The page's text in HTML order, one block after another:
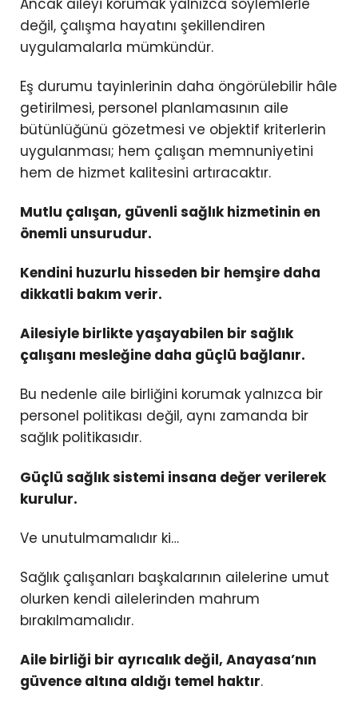
Ancak aileyi korumak yalnızca söylemlerle
değil, çalışma hayatını şekillendiren
uygulamalarla mümkündür.
Eş durumu tayinlerinin daha öngörülebilir hâle
getirilmesi, personel planlamasının aile
bütünlüğünü gözetmesi ve objektif kriterlerin
uygulanması; hem çalışan memnuniyetini
hem de hizmet kalitesini artıracaktır.
Mutlu çalışan, güvenli sağlık hizmetinin en
önemli unsurudur.
Kendini huzurlu hisseden bir hemşire daha
dikkatli bakım verir.
Ailesiyle birlikte yaşayabilen bir sağlık
çalışanı mesleğine daha güçlü bağlanır.
Bu nedenle aile birliğini korumak yalnızca bir
personel politikası değil, aynı zamanda bir
sağlık politikasıdır.
Güçlü sağlık sistemi insana değer verilerek
kurulur.
Ve unutulmamalıdır ki…
Sağlık çalışanları başkalarının ailelerine umut
olurken kendi ailelerinden mahrum
bırakılmamalıdır.
Aile birliği bir ayrıcalık değil, Anayasa’nın
güvence altına aldığı temel haktır.